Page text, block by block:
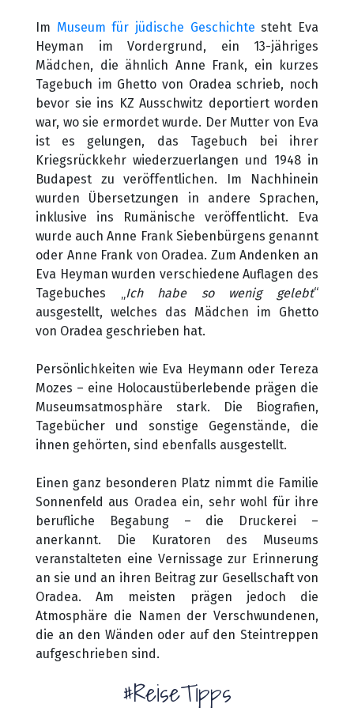
Im Museum für jüdische Geschichtesteht Eva
Heyman im Vordergrund, ein 13-jähriges
Mädchen, die ähnlich Anne Frank, ein kurzes
Tagebuch im Ghetto von Oradea schrieb, noch
bevor sie ins KZ Ausschwitz deportiert worden
war, wo sie ermordet wurde. Der Mutter von Eva
ist es gelungen, das Tagebuch bei ihrer
Kriegsrückkehr wiederzuerlangen und 1948 in
Budapest zu veröffentlichen. Im Nachhinein
wurden Übersetzungen in andere Sprachen,
inklusive ins Rumänische veröffentlicht. Eva
wurde auch Anne Frank Siebenbürgens genannt
oder Anne Frank von Oradea. Zum Andenken an
Eva Heyman wurden verschiedene Auflagen des
Tagebuches „
Ich habe so wenig gelebt“
ausgestellt, welches das Mädchen im Ghetto
von Oradea geschrieben hat.
Persönlichkeiten wie Eva Heymann oder Tereza
Mozes – eine Holocaustüberlebende prägen die
Museumsatmosphäre stark. Die Biografien,
Tagebücher und sonstige Gegenstände, die
ihnen gehörten, sind ebenfalls ausgestellt.
Einen ganz besonderen Platz nimmt die Familie
Sonnenfeld aus Oradea ein, sehr wohl für ihre
berufliche Begabung – die Druckerei –
anerkannt. Die Kuratoren des Museums
veranstalteten eine Vernissage zur Erinnerung
an sie und an ihren Beitrag zur Gesellschaft von
Oradea. Am meisten prägen jedoch die
Atmosphäre die Namen der Verschwundenen,
die an den Wänden oder auf den Steintreppen
aufgeschrieben sind.
#ReiseTipps